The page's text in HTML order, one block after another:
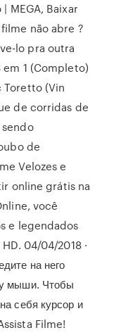
MEGA, Baixar
não abre ?
lo pra outra
em 1 (Completo)
Toretto (Vin
de corridas de
de
Velozes e
online grátis na
você
e legendados
04/04/2018 ·
на него
мыши. Чтобы
себя курсор и
Filme!